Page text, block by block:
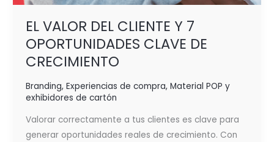
EL VALOR DEL CLIENTE Y 7
OPORTUNIDADES CLAVE DE
CRECIMIENTO
Branding, Experiencias de compra, Material POP y
exhibidores de cartón
Valorar correctamente a tus clientes es clave para
generar oportunidades reales de crecimiento. Con